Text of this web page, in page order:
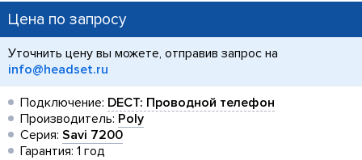
Цена по запросу
Уточнить цену вы можете, отправив запрос на
info@headset.ru
Подключение: DECT: Проводной телефон
Производитель: Poly
Серия: Savi 7200
Гарантия: 1 год